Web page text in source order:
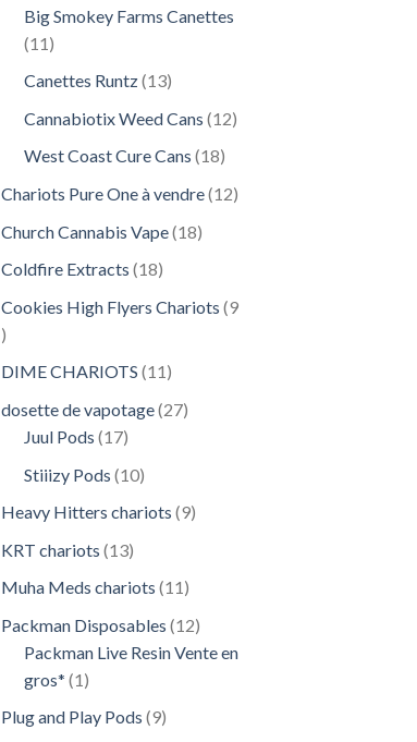
produits
Big Smokey Farms Canettes
11 11
Canettes Runtz 1313
Cannabiotix Weed Cans 1212
West Coast Cure Cans 1818
Chariots Pure One à vendre 1212
Church Cannabis Vape 1818
Coldfire Extracts 1818
Cookies High Flyers Chariots 9
9
DIME CHARIOTS 1111
dosette de vapotage 2727
Juul Pods 1717
Stiiizy Pods 1010
Heavy Hitters chariots 99
KRT chariots 1313
Muha Meds chariots 1111
Packman Disposables 1212
produits
Packman Live Resin Vente en
gros* 11
Plug and Play Pods 99